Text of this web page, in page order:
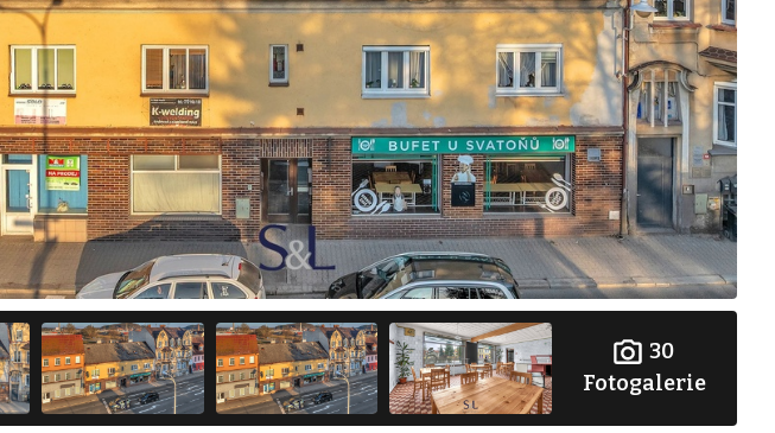
30
Fotogalerie